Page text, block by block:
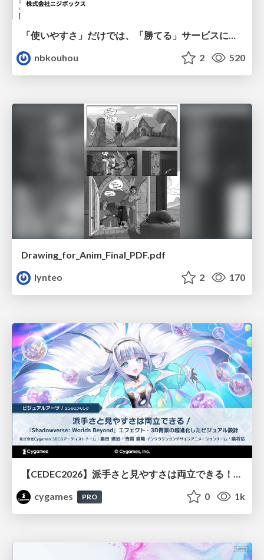
「使いやすさ」だけでは、「勝てる」サービスにはならない。〜KPIとUXの分断を埋める、サービス戦略という「指針」〜
nbkouhou
2 520
Drawing_for_Anim_Final_PDF.pdf
lynteo
2 170
【CEDEC2026】派手さと見やすさは両立できる！『Shadowverse: Worlds Beyond』エフェクト・3D背景の超進化したビジュアル設計
cygames
PRO 0 1k